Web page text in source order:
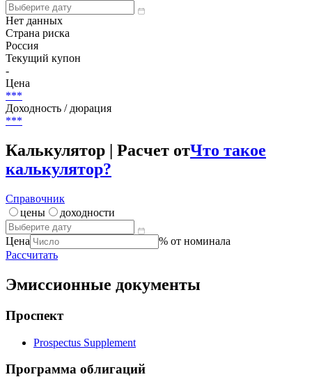
Нет данных
Страна риска
Россия
Текущий купон
-
Цена
***
Доходность / дюрация
***
Калькулятор | Расчет отЧто такое
калькулятор?
Справочник
цены
доходности
Цена
% от номинала
Рассчитать
Эмиссионные документы
Проспект
Prospectus Supplement
Программа облигаций